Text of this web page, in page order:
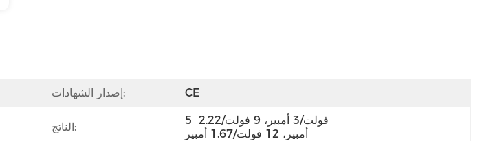
إصدار الشهادات: CE
الناتج:
5 فولت/3 أمبير، 9 فولت/2.22
أمبير، 12 فولت/1.67 أمبير